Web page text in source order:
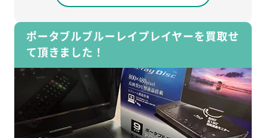
ポータブルブルーレイプレイヤーを買取せ
て頂きました！